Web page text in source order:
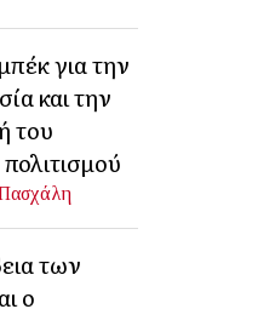
για την
και την
του
των
ο